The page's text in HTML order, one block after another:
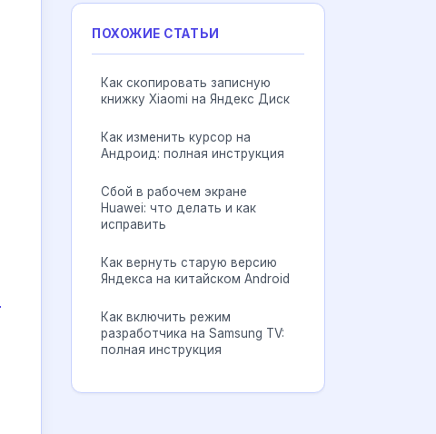
ПОХОЖИЕ СТАТЬИ
Как скопировать записную
книжку Xiaomi на Яндекс Диск
Как изменить курсор на
Андроид: полная инструкция
Сбой в рабочем экране
Huawei: что делать и как
исправить
Как вернуть старую версию
Яндекса на китайском Android
Как включить режим
разработчика на Samsung TV:
полная инструкция